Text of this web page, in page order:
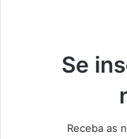
Se
Receba as